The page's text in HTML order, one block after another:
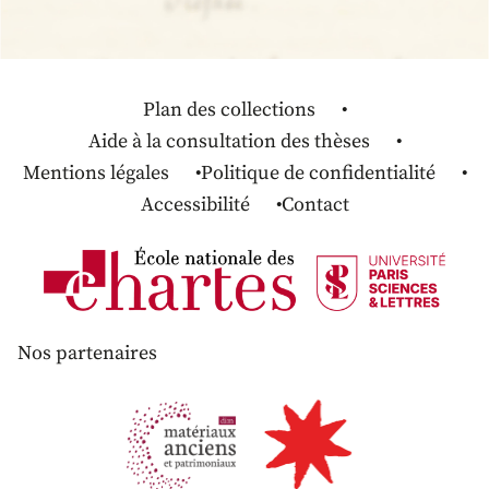
Plan des collections
Aide à la consultation des thèses
Mentions légales
Politique de confidentialité
Accessibilité
Contact
Nos partenaires